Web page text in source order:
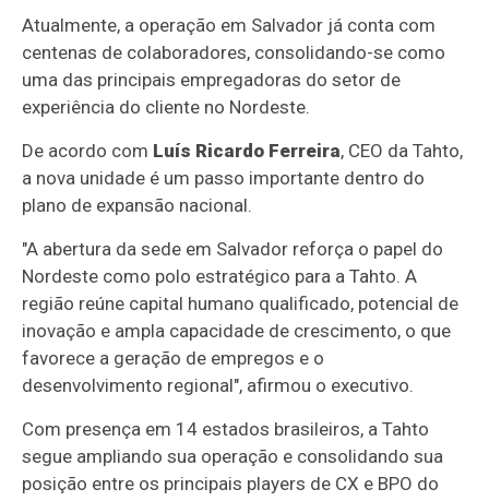
Atualmente, a operação em Salvador já conta com
centenas de colaboradores, consolidando-se como
uma das principais empregadoras do setor de
experiência do cliente no Nordeste.
De acordo com Luís Ricardo Ferreira, CEO da Tahto,
a nova unidade é um passo importante dentro do
plano de expansão nacional.
"A abertura da sede em Salvador reforça o papel do
Nordeste como polo estratégico para a Tahto. A
região reúne capital humano qualificado, potencial de
inovação e ampla capacidade de crescimento, o que
favorece a geração de empregos e o
desenvolvimento regional", afirmou o executivo.
Com presença em 14 estados brasileiros, a Tahto
segue ampliando sua operação e consolidando sua
posição entre os principais players de CX e BPO do